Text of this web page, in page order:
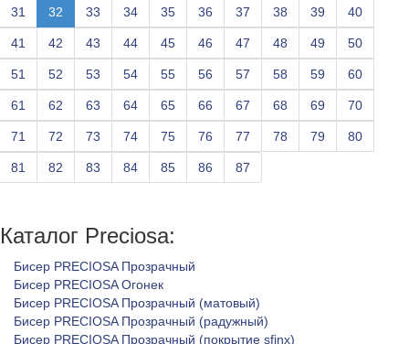
31 32 33 34 35 36 37 38 39 40
41 42 43 44 45 46 47 48 49 50
51 52 53 54 55 56 57 58 59 60
61 62 63 64 65 66 67 68 69 70
71 72 73 74 75 76 77 78 79 80
81 82 83 84 85 86 87
Каталог Preciosa:
Бисер PRECIOSA Прозрачный
Бисер PRECIOSA Огонек
Бисер PRECIOSA Прозрачный (матовый)
Бисер PRECIOSA Прозрачный (радужный)
Бисер PRECIOSA Прозрачный (покрытие sfinx)